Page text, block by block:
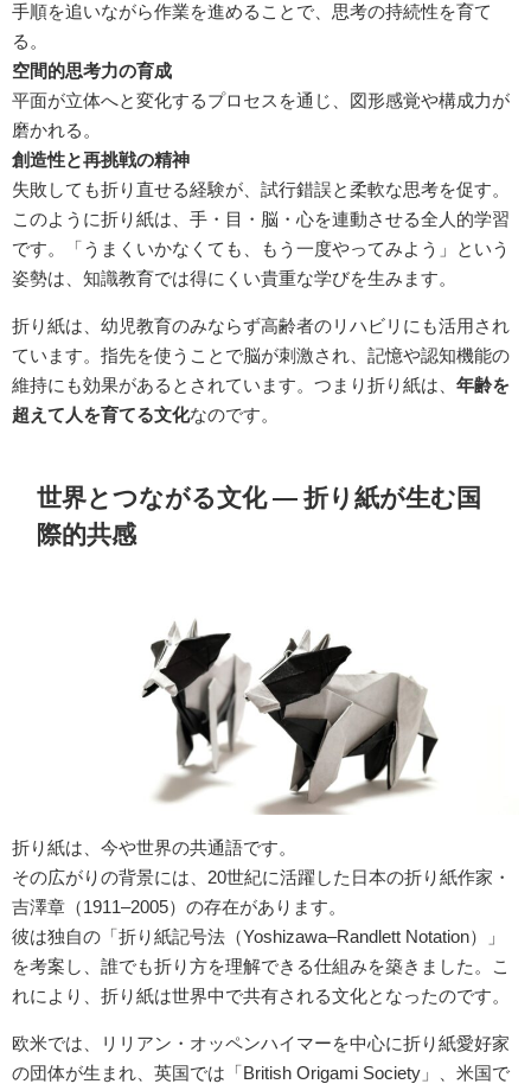
手順を追いながら作業を進めることで、思考の持続性を育て
る。
空間的思考力の育成
平面が立体へと変化するプロセスを通じ、図形感覚や構成力が
磨かれる。
創造性と再挑戦の精神
失敗しても折り直せる経験が、試行錯誤と柔軟な思考を促す。
このように折り紙は、手・目・脳・心を連動させる全人的学習
です。「うまくいかなくても、もう一度やってみよう」という
姿勢は、知識教育では得にくい貴重な学びを生みます。
折り紙は、幼児教育のみならず高齢者のリハビリにも活用され
ています。指先を使うことで脳が刺激され、記憶や認知機能の
維持にも効果があるとされています。つまり折り紙は、 年齢を
超えて人を育てる文化なのです。
世界とつながる文化 ― 折り紙が生む国
際的共感
折り紙は、今や世界の共通語です。
その広がりの背景には、20世紀に活躍した日本の折り紙作家・
吉澤章（1911–2005）の存在があります。
彼は独自の「折り紙記号法（Yoshizawa–Randlett Notation）」
を考案し、誰でも折り方を理解できる仕組みを築きました。こ
れにより、折り紙は世界中で共有される文化となったのです。
欧米では、リリアン・オッペンハイマーを中心に折り紙愛好家
の団体が生まれ、英国では「British Origami Society」、米国で